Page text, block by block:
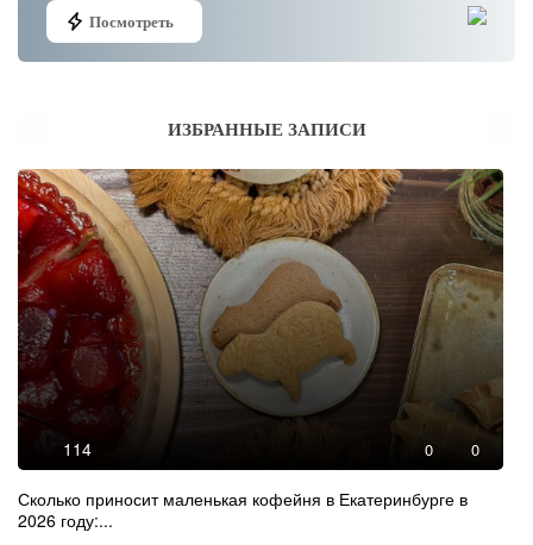
Посмотреть
ИЗБРАННЫЕ ЗАПИСИ
114 0 0
Сколько приносит маленькая кофейня в Екатеринбурге в
2026 году:...